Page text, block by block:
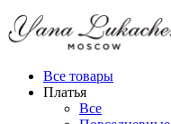
Все товары
Платья
Все